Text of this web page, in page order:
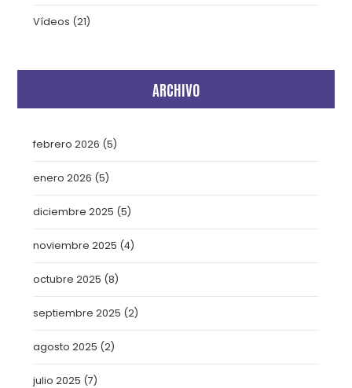
Vídeos (21)
ARCHIVO
febrero 2026 (5)
enero 2026 (5)
diciembre 2025 (5)
noviembre 2025 (4)
octubre 2025 (8)
septiembre 2025 (2)
agosto 2025 (2)
julio 2025 (7)